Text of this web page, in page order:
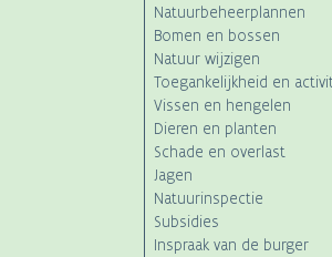
Natuurbeheerplannen
Bomen en bossen
Natuur wijzigen
Toegankelijkheid en
Vissen en hengelen
Dieren en planten
Schade en overlast
Jagen
Natuurinspectie
Subsidies
Inspraak van de burger